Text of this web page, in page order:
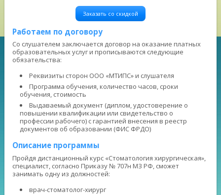
Заказать со скидкой
Работаем по договору
Со слушателем заключается договор на оказание платных
образовательных услуг и прописываются следующие
обязательства:
Реквизиты сторон ООО «МТИПС» и слушателя
Программа обучения, количество часов, сроки
обучения, стоимость
Выдаваемый документ (диплом, удостоверение о
повышении квалификации или свидетельство о
профессии рабочего) с гарантией внесения в реестр
документов об образовании (ФИС ФРДО)
Описание программы
Пройдя дистанционный курс «Стоматология хирургическая»,
специалист, согласно Приказу № 707н МЗ РФ, сможет
занимать одну из должностей:
врач-стоматолог-хирург